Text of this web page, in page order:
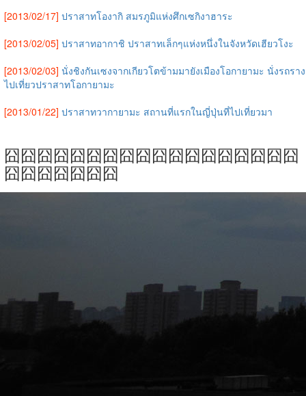
[2013/02/17] ปราสาทโองากิ สมรภูมิแห่งศึกเซกิงาฮาระ
[2013/02/05] ปราสาทอากาชิ ปราสาทเล็กๆแห่งหนึ่งในจังหวัดเฮียวโงะ
[2013/02/03] นั่งชิงกันเซงจากเกียวโตข้ามมายังเมืองโอกายามะ นั่งรถราง
ไปเที่ยวปราสาทโอกายามะ
[2013/01/22] ปราสาทวากายามะ สถานที่แรกในญี่ปุ่นที่ไปเที่ยวมา
囧囧囧囧囧囧囧囧囧囧囧囧囧囧囧囧囧囧
囧囧囧囧囧囧囧